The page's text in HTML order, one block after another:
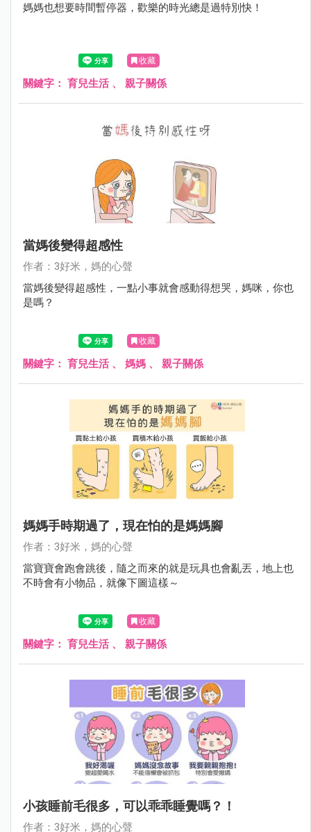
媽媽也想要時間暫停器，歡樂的時光總是過特別快！
收藏
關鍵字： 育兒生活、 親子關係
當媽後變得超感性
作者：3好米，媽的心聲
當媽後變得超感性，一點小事就會感動得想哭，媽咪，你也
是嗎？
收藏
關鍵字： 育兒生活、 媽媽 、 親子關係
媽媽手時期過了，現在怕的是媽媽腳
作者：3好米，媽的心聲
當寶寶會跑會跳後，隨之而來的就是玩具也會亂丟，地上也
不時會有小物品，就像下圖這樣～
收藏
關鍵字： 育兒生活、 親子關係
小孩睡前毛很多，可以乖乖睡覺嗎？！
作者：3好米，媽的心聲